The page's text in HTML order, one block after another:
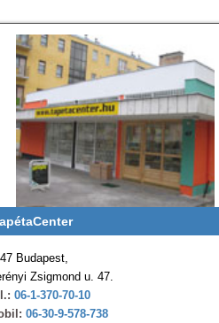
Budapest,
Zsigmond u. 47.
06-1-370-70-10
06-30-9-578-738